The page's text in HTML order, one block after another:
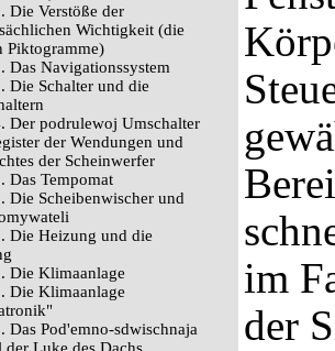
Die Verstöße der
Wichtigkeit (die
Piktogramme)
Das Navigationssystem
Die Schalter und die
Der podrulewoj Umschalter
der Wendungen und
der Scheinwerfer
Das Tempomat
Die Scheibenwischer und
Die Heizung und die
Die Klimaanlage
Die Klimaanlage
Das Pod'emno-sdwischnaja
im
der